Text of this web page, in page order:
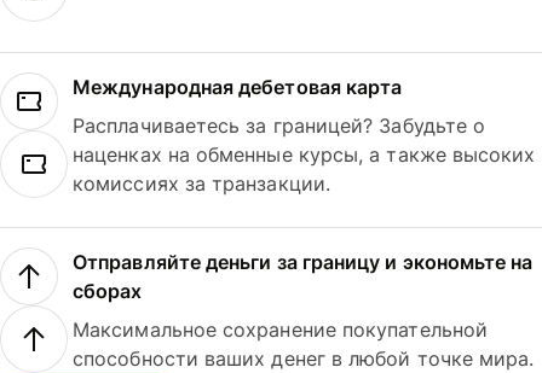
Международная дебетовая карта
Расплачиваетесь за границей? Забудьте о
наценках на обменные курсы, а также высоких
комиссиях за транзакции.
Отправляйте деньги за границу и экономьте на
сборах
Максимальное сохранение покупательной
способности ваших денег в любой точке мира.